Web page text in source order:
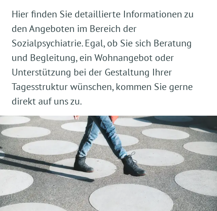
Hier finden Sie detaillierte Informationen zu
den Angeboten im Bereich der
Sozialpsychiatrie. Egal, ob Sie sich Beratung
und Begleitung, ein Wohnangebot oder
Unterstützung bei der Gestaltung Ihrer
Tagesstruktur wünschen, kommen Sie gerne
direkt auf uns zu.